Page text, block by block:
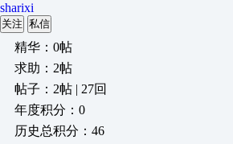
sharixi
关注 私信
精华：0帖
求助：2帖
帖子：2帖 | 27回
年度积分：0
历史总积分：46